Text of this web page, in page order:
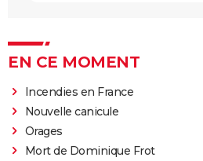
EN CE MOMENT
Incendies en France
Nouvelle canicule
Orages
Mort de Dominique Frot